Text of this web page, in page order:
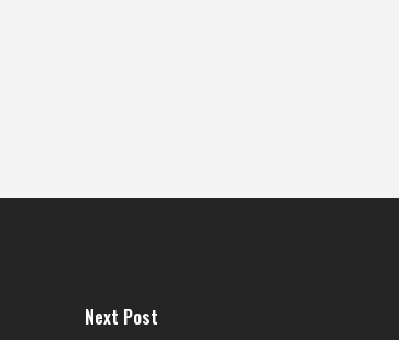
Next Post